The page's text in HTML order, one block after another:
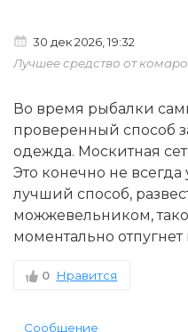
30 дек 2026, 19:32
Лучшее средство от
Во время рыбалки
проверенный способ
одежда. Москитная
Это конечно не
лучший способ,
можжевельником,
моментально
0 Нравится
Сообщение